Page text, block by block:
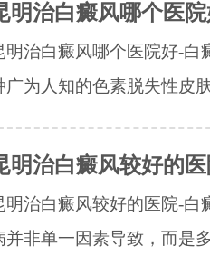
明治白癜风哪个医
明治白癜风哪个医院好-白
广为人知的色素脱失性皮
明治白癜风较好的
明治白癜风较好的医院-
并非单一因素导致，而是